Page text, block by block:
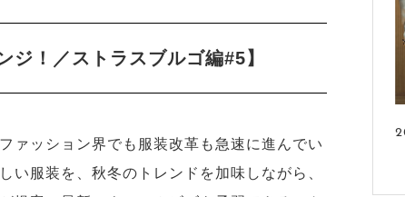
ジ！／ストラスブルゴ編#5】
ァッション界でも服装改革も急速に進んでい
い服装を、秋冬のトレンドを加味しながら、